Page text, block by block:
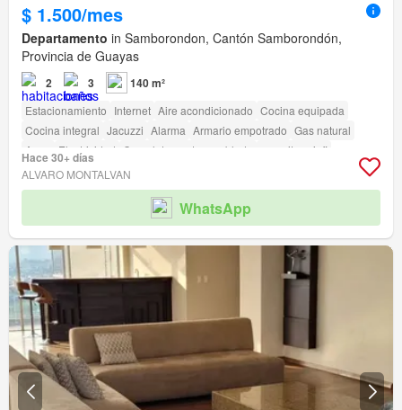
$ 1.500/mes
Departamento in Samborondon, Cantón Samborondón,
Provincia de Guayas
2 3 140 m²
Estacionamiento Internet Aire acondicionado Cocina equipada
Cocina integral Jacuzzi Alarma Armario empotrado Gas natural
Agua
Electricidad Completamente amoblado
amenity_wi_fi
Seguridad
Área para niños Garita de guardianía
Hace 30+ días
ALVARO MONTALVAN
WhatsApp